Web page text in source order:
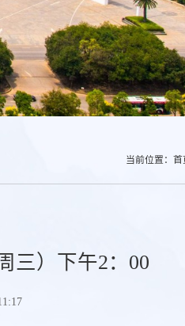
当前位置：首
三）下午2：00